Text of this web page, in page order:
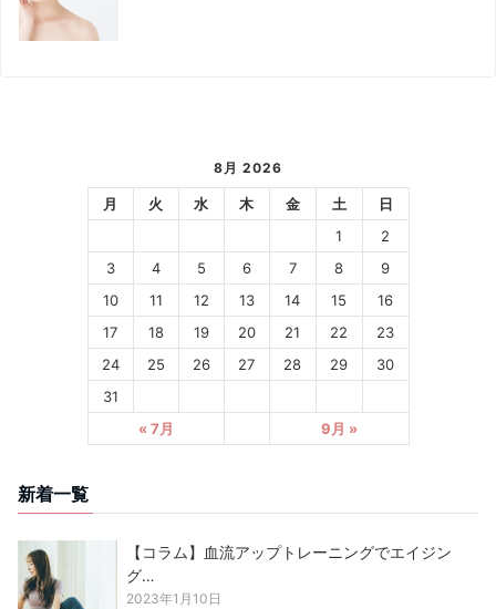
8月 2026
月 火 水 木 金 土
日
1
2
3
4 5 6 7 8
9
10
11 12 13 14 15
16
17
18 19 20 21 22
23
24
25 26 27 28 29
30
31
« 7月
9月 »
新着一覧
【コラム】血流アップトレーニングでエイジン
グ…
2023年1月10日